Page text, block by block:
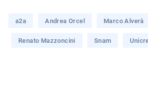
a2a Andrea Orcel Marco Alverà
Renato Mazzoncini Snam